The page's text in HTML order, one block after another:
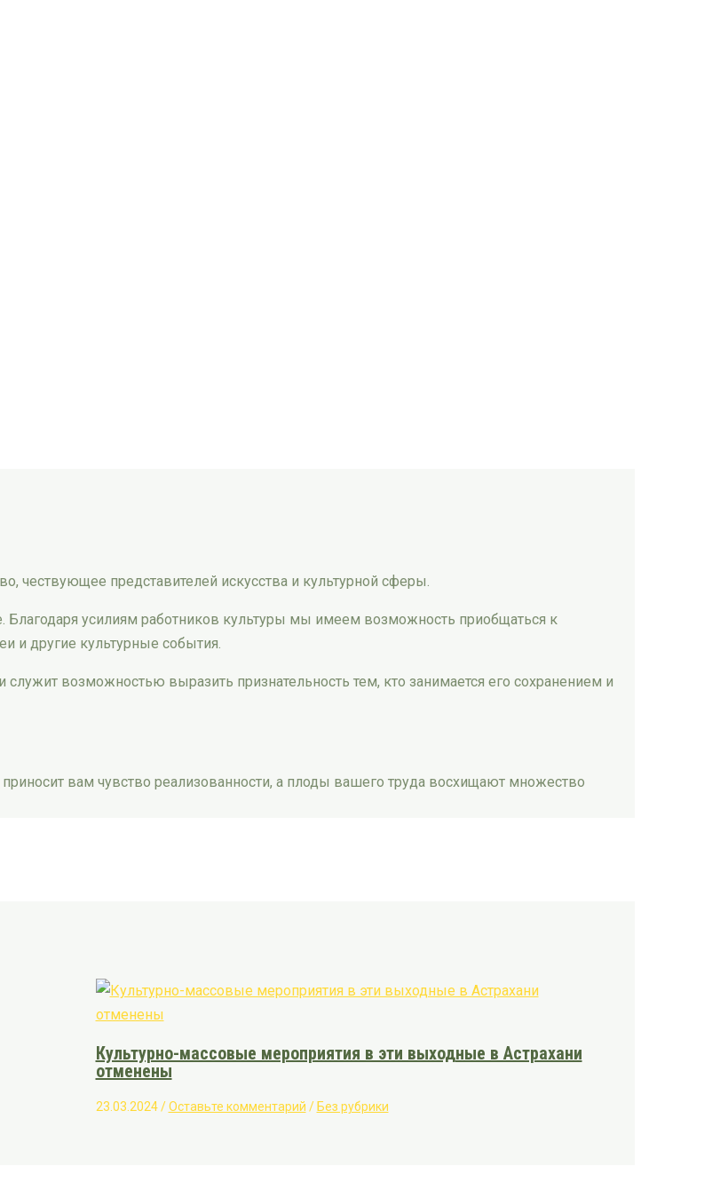
чествующее представителей искусства и культурной сферы.
усилиям работников культуры мы имеем возможность приобщаться к
и другие культурные события.
служит возможностью выразить признательность тем, кто занимается его сохранением и
вам чувство реализованности, а плоды вашего труда восхищают множество
Культурно-массовые мероприятия в эти выходные в Астрахани
отменены
23.03.2024/Оставьте комментарий / Без рубрики